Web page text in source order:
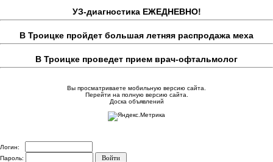
УЗ-диагностика ЕЖЕДНЕВНО!
В Троицке пройдет большая летняя распродажа меха
В Троицке проведет прием врач-офтальмолог
Вы просматриваете мобильную версию сайта.
Перейти на полную версию сайта.
Доска объявлений
Логин:
Пароль: